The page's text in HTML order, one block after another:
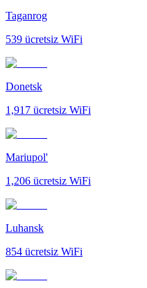
Taganrog
539 ücretsiz WiFi
Donetsk
1,917 ücretsiz WiFi
Mariupol'
1,206 ücretsiz WiFi
Luhansk
854 ücretsiz WiFi